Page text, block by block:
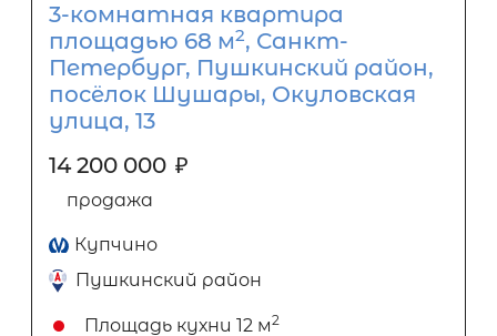
3-комнатная квартира
площадью 68 м2, Санкт-
Петербург, Пушкинский район,
посёлок Шушары, Окуловская
улица, 13
14 200 000 ₽
продажа
Купчино
Пушкинский район
Площадь кухни 12 м2